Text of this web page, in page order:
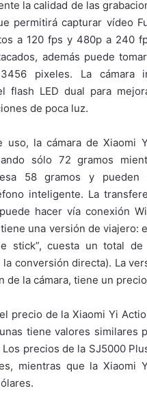
la calidad de las
permitirá capturar vídeo
a 120 fps y 480p a 240
además puede
pixeles. La cámara
flash LED dual para
de poca luz.
uso, la cámara de Xiaomi
sólo 72 gramos
58 gramos y pueden
inteligente. La
hacer vía conexión
una versión de viajero:
stick”, cuesta un total de
la conversión directa). La
de la cámara, tiene un
precio de la Xiaomi Yi
tiene valores similares
Los precios de la SJ5000
mientras que la Xiaomi